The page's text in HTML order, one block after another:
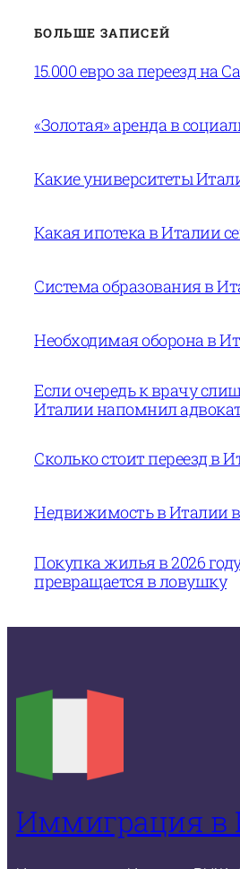
БОЛЬШЕ ЗАПИСЕЙ
15.000 евро за переезд на
«Золотая» аренда в
Какие университеты
Какая ипотека в Италии
Система образования в
Необходимая оборона в
Если очередь к врачу
Италии напомнил
Сколько стоит переезд в
Недвижимость в Италии в
Покупка жилья в 2026
превращается в ловушку
Иммиграция в